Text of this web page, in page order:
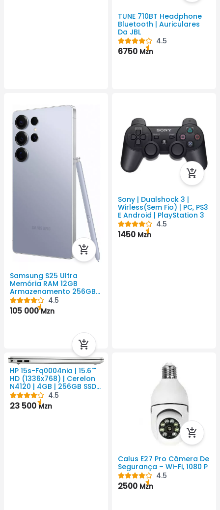
TUNE 710BT Headphone
Bluetooth | Auriculares
Da JBL
4.5
6750 Mzn
Samsung S25 Ultra
Memória RAM 12GB
Armazenamento 256GB
5000mAh Android Cor
Preto QHD+ ( 3120 Px X
1440 Px)
4.5
105 000Mzn
Sony | Dualshock 3 |
Wirless(Sem Fio) | PC, PS3
E Android | PlayStation 3
4.5
1450 Mzn
HP 15s-Fq0004nia | 15.6""
HD (1336x768) | Cerelon
N4120 | 4GB | 256GB SSD |
Placa Gráfica Intel Ultra
HD
4.5
23 500Mzn
Calus E27 Pro Câmera De
Segurança – Wi-Fi, 1080 P
4.5
2500 Mzn